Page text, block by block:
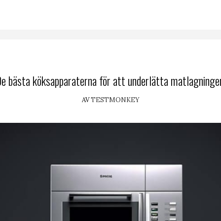
bästa köksapparaterna för att underlätta
AVTESTMONKEY